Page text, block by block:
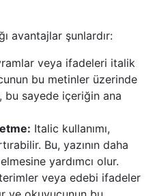
avantajlar şunlardır:
veya ifadeleri italik
bu metinler üzerinde
sayede içeriğin ana
Italic kullanımı,
Bu, yazının daha
yardımcı olur.
veya edebi ifadeler